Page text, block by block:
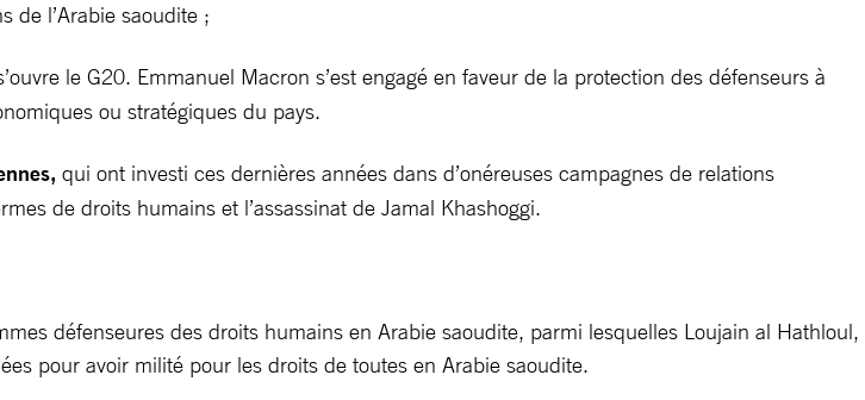
de l’Arabie saoudite ;
le G20. Emmanuel Macron s’est engagé en faveur de la protection des défenseurs à
ou stratégiques du pays.
qui ont investi ces dernières années dans d’onéreuses campagnes de relations
de droits humains et l’assassinat de Jamal Khashoggi.
défenseures des droits humains en Arabie saoudite, parmi lesquelles Loujain al Hathloul,
pour avoir milité pour les droits de toutes en Arabie saoudite.